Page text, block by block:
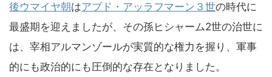
後ウマイヤ朝はアブド・アッラフマーン３世の時代に
最盛期を迎えましたが、その孫ヒシャーム2世の治世に
は、宰相アルマンゾールが実質的な権力を握り、軍事
的にも政治的にも圧倒的な存在となりました。